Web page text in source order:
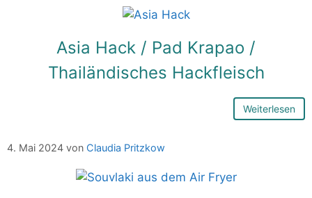
Asia Hack / Pad Krapao /
Thailändisches Hackfleisch
Weiterlesen
4. Mai 2024 von Claudia Pritzkow